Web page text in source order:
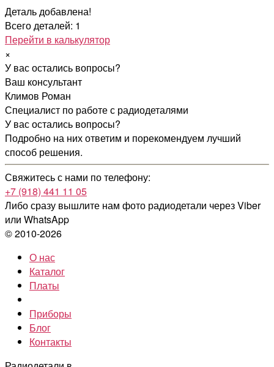
Деталь добавлена!
Всего деталей: 1
Перейти в калькулятор
×
У вас остались вопросы?
Ваш консультант
Климов Роман
Специалист по работе с радиодеталями
У вас остались вопросы?
Подробно на них ответим и порекомендуем лучший
способ решения.
Свяжитесь с нами по телефону:
+7 (918) 441 11 05
Либо сразу вышлите нам фото радиодетали через Viber
или WhatsApp
© 2010-2026
О нас
Каталог
Платы
Приборы
Блог
Контакты